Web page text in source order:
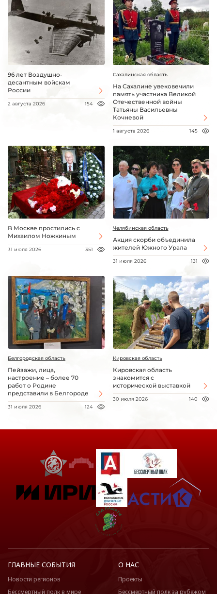
96 лет Воздушно-
десантным войскам
России
2 августа 2026 154
Сахалинская область
На Сахалине увековечили
память участника Великой
Отечественной войны
Татьяны Васильевны
Кочневой
1 августа 2026 145
В Москве простились с
Михаилом Ножкиным
31 июля 2026 351
Челябинская область
Акция скорби объединила
жителей Южного Урала
31 июля 2026 131
Белгородская область
Пейзажи, лица,
настроение – более 70
работ о Родине
представили в Белгороде
31 июля 2026 124
Кировская область
Кировская область
знакомится с
исторической выставкой
30 июля 2026 140
ГЛАВНЫЕ СОБЫТИЯ
Новости регионов
Бессмертный полк в мире
О НАС
Проекты
Бессмертный полк за рубежом